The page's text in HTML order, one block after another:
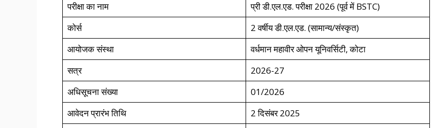
परीक्षा का नाम
प्री डी.एल.एड. परीक्षा 2026 (पूर्व में BSTC)
कोर्स
2 वर्षीय डी.एल.एड. (सामान्य/संस्कृत)
आयोजक संस्था
वर्धमान महावीर ओपन यूनिवर्सिटी, कोटा
सत्र
2026-27
अधिसूचना संख्या
01/2026
आवेदन प्रारंभ तिथि
2 दिसंबर 2025